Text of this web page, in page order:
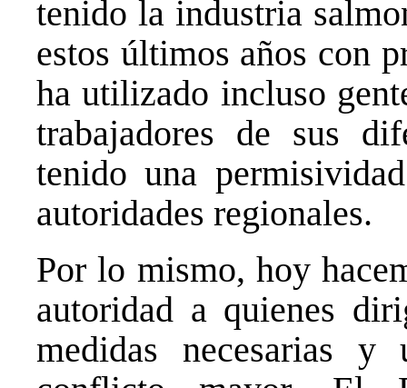
tenido la industria
estos últimos años con
ha utilizado incluso
trabajadores de sus
tenido una
autoridades regionales.
Por lo mismo, hoy
autoridad a quienes
medidas necesarias